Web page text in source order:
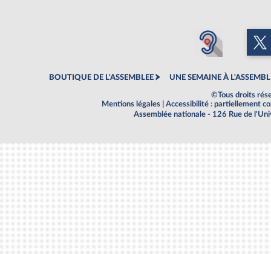
BOUTIQUE DE L'ASSEMBLEE UNE SEMAINE À
©Tous droits
Mentions légales
Accessibilité : partiellement
Assemblée nationale - 126 Rue de